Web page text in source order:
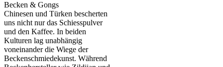
Becken & Gongs
Chinesen und Türken bescherten
uns nicht nur das Schiesspulver
und den Kaffee. In beiden
Kulturen lag unabhängig
voneinander die Wiege der
Beckenschmiedekunst. Während